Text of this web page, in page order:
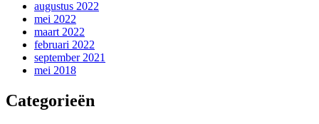
augustus 2022
mei 2022
maart 2022
februari 2022
september 2021
mei 2018
Categorieën